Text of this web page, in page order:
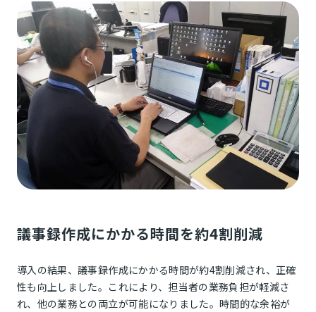
議事録作成にかかる時間を約4割削減
導入の結果、議事録作成にかかる時間が約4割削減され、正確
性も向上しました。これにより、担当者の業務負担が軽減さ
れ、他の業務との両立が可能になりました。時間的な余裕が